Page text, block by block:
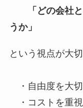
「どの会社と
うか」
という視点が大
・自由度を大
・コストを重